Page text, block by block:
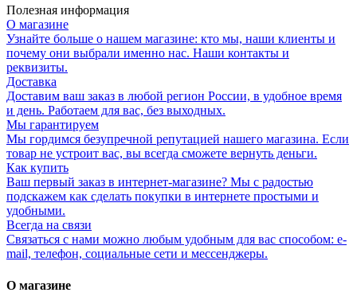
Полезная информация
О магазине
Узнайте больше о нашем магазине: кто мы, наши клиенты и
почему они выбрали именно нас. Наши контакты и
реквизиты.
Доставка
Доставим ваш заказ в любой регион России, в удобное время
и день. Работаем для вас, без выходных.
Мы гарантируем
Мы гордимся безупречной репутацией нашего магазина. Если
товар не устроит вас, вы всегда сможете вернуть деньги.
Как купить
Ваш первый заказ в интернет-магазине? Мы с радостью
подскажем как сделать покупки в интернете простыми и
удобными.
Всегда на связи
Связаться с нами можно любым удобным для вас способом: e-
mail, телефон, социальные сети и мессенджеры.
О магазине